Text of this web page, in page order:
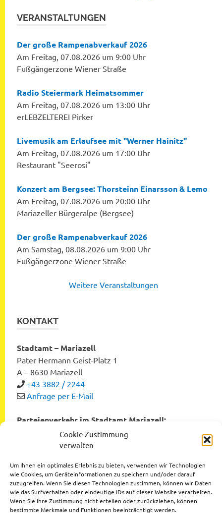
Cookie-Zustimmung
verwalten
Um Ihnen ein optimales Erlebnis zu bieten, verwenden wir Technologien
wie Cookies, um Geräteinformationen zu speichern und/oder darauf
zuzugreifen. Wenn Sie diesen Technologien zustimmen, können wir Daten
wie das Surfverhalten oder eindeutige IDs auf dieser Website verarbeiten.
Wenn Sie ihre Zustimmung nicht erteilen oder zurückziehen, können
bestimmte Merkmale und Funktionen beeinträchtigt werden.
VERANSTALTUNGEN
Der große Rampenabverkauf 2026
Am Freitag, 07.08.2026 um 9:00 Uhr
Fußgängerzone Wiener Straße
Radio Steiermark Heimatsommer
Am Freitag, 07.08.2026 um 13:00 Uhr
erLEBZELTEREI Pirker
Livemusik am Erlaufsee mit "Werner Hainitz"
Am Freitag, 07.08.2026 um 17:00 Uhr
Restaurant "Seerosi"
Konzert am Bergsee: Thorsteinn Einarsson & Lemo
Am Freitag, 07.08.2026 um 20:00 Uhr
Mariazeller Bürgeralpe (Bergsee)
Der große Rampenabverkauf 2026
Am Samstag, 08.08.2026 um 9:00 Uhr
Fußgängerzone Wiener Straße
Weitere Veranstaltungen
KONTAKT
Stadtamt – Mariazell
Pater Hermann Geist-Platz 1
A – 8630 Mariazell
+43 3882 / 2244
Anfrage per E-Mail
Parteienverkehr im Stadtamt Mariazell:
Montag bis Freitag von 8:00 bis 12:00 Uhr
Dienstag und Donnerstag von 12:00 bis 16:00 Uhr
Datenschutzerklärung
Impressum